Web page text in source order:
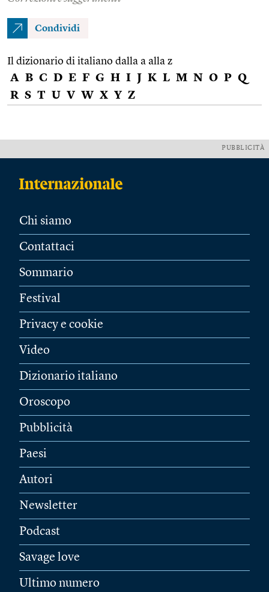
Condividi
Il dizionario di italiano dalla a alla z
A B C D E F G H I J K L M N O P Q
R S T U V W X Y Z
PUBBLICITÀ
Chi siamo
Contattaci
Sommario
Festival
Privacy e cookie
Video
Dizionario italiano
Oroscopo
Pubblicità
Paesi
Autori
Newsletter
Podcast
Savage love
Ultimo numero